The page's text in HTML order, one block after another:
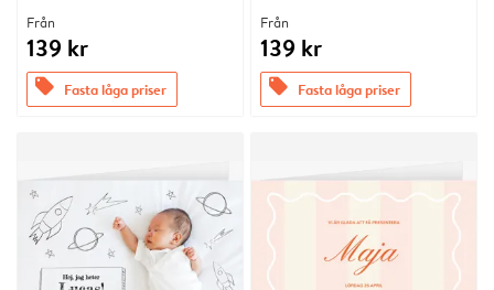
Från
139 kr
offers Fasta låga priser
Från
139 kr
offers Fasta låga priser